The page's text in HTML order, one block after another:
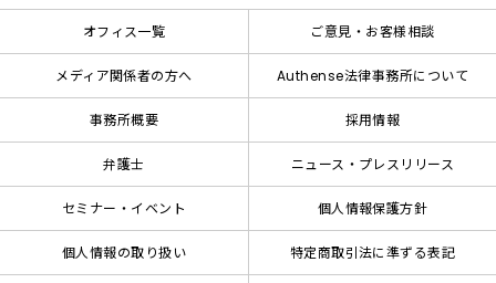
オフィス一覧 ご意見・お客様相談
メディア関係者の方へ Authense法律事務所について
事務所概要 採用情報
弁護士 ニュース・プレスリリース
セミナー・イベント 個人情報保護方針
個人情報の取り扱い 特定商取引法に準ずる表記